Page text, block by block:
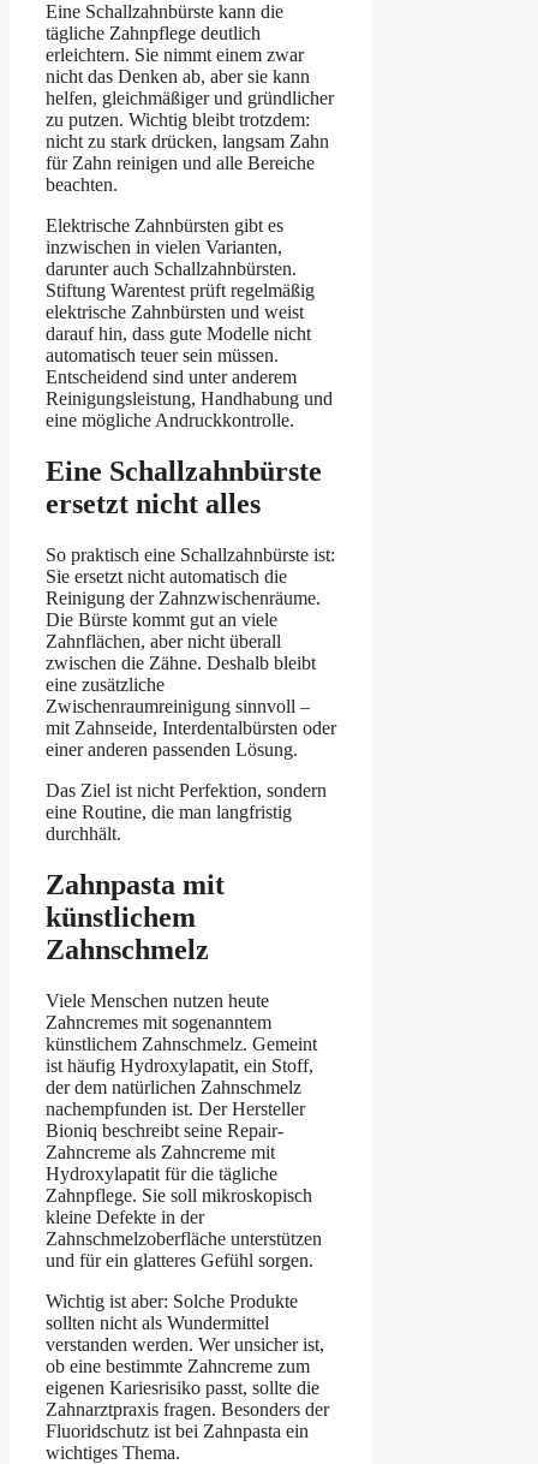
Eine Schallzahnbürste kann die
tägliche Zahnpflege deutlich
erleichtern. Sie nimmt einem zwar
nicht das Denken ab, aber sie kann
helfen, gleichmäßiger und gründlicher
zu putzen. Wichtig bleibt trotzdem:
nicht zu stark drücken, langsam Zahn
für Zahn reinigen und alle Bereiche
beachten.
Elektrische Zahnbürsten gibt es
inzwischen in vielen Varianten,
darunter auch Schallzahnbürsten.
Stiftung Warentest prüft regelmäßig
elektrische Zahnbürsten und weist
darauf hin, dass gute Modelle nicht
automatisch teuer sein müssen.
Entscheidend sind unter anderem
Reinigungsleistung, Handhabung und
eine mögliche Andruckkontrolle.
Eine Schallzahnbürste
ersetzt nicht alles
So praktisch eine Schallzahnbürste ist:
Sie ersetzt nicht automatisch die
Reinigung der Zahnzwischenräume.
Die Bürste kommt gut an viele
Zahnflächen, aber nicht überall
zwischen die Zähne. Deshalb bleibt
eine zusätzliche
Zwischenraumreinigung sinnvoll –
mit Zahnseide, Interdentalbürsten oder
einer anderen passenden Lösung.
Das Ziel ist nicht Perfektion, sondern
eine Routine, die man langfristig
durchhält.
Zahnpasta mit
künstlichem
Zahnschmelz
Viele Menschen nutzen heute
Zahncremes mit sogenanntem
künstlichem Zahnschmelz. Gemeint
ist häufig Hydroxylapatit, ein Stoff,
der dem natürlichen Zahnschmelz
nachempfunden ist. Der Hersteller
Bioniq beschreibt seine Repair-
Zahncreme als Zahncreme mit
Hydroxylapatit für die tägliche
Zahnpflege. Sie soll mikroskopisch
kleine Defekte in der
Zahnschmelzoberfläche unterstützen
und für ein glatteres Gefühl sorgen.
Wichtig ist aber: Solche Produkte
sollten nicht als Wundermittel
verstanden werden. Wer unsicher ist,
ob eine bestimmte Zahncreme zum
eigenen Kariesrisiko passt, sollte die
Zahnarztpraxis fragen. Besonders der
Fluoridschutz ist bei Zahnpasta ein
wichtiges Thema.